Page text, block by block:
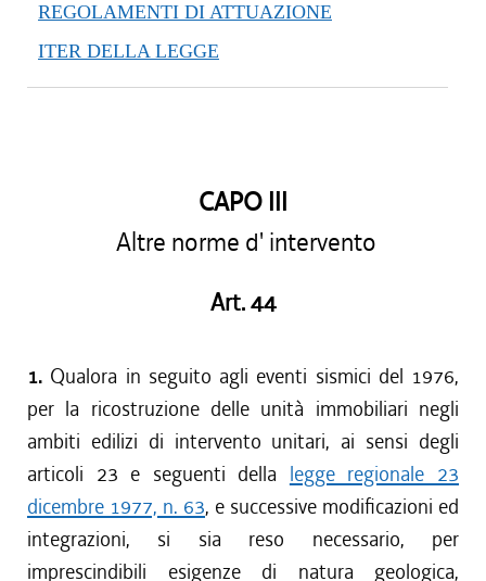
REGOLAMENTI DI ATTUAZIONE
ITER DELLA LEGGE
CAPO III
Altre norme d' intervento
Art. 44
1. Qualora in seguito agli eventi sismici del 1976,
per la ricostruzione delle unità immobiliari negli
ambiti edilizi di intervento unitari, ai sensi degli
articoli 23 e seguenti della legge regionale 23
dicembre 1977, n. 63, e successive modificazioni ed
integrazioni, si sia reso necessario, per
imprescindibili esigenze di natura geologica,